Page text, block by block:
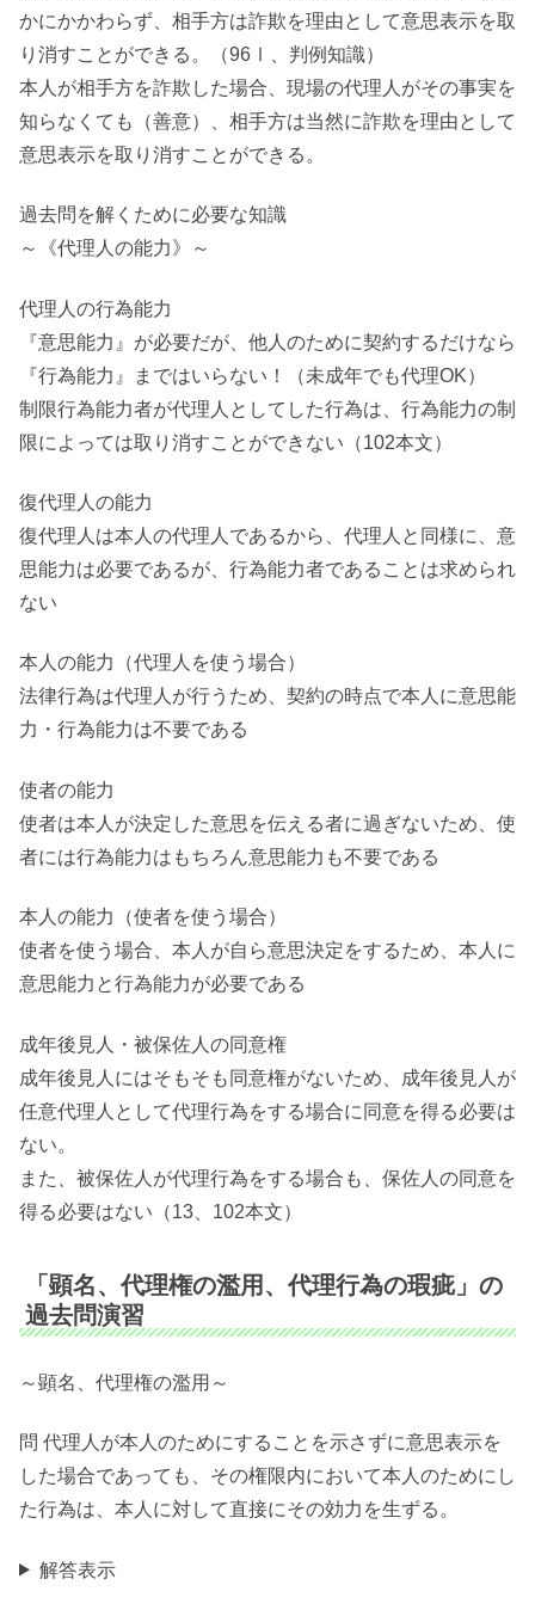
かにかかわらず、相手方は詐欺を理由として意思表示を取
り消すことができる。（96Ⅰ、判例知識）
本人が相手方を詐欺した場合、現場の代理人がその事実を
知らなくても（善意）、相手方は当然に詐欺を理由として
意思表示を取り消すことができる。
過去問を解くために必要な知識
～《代理人の能力》～
代理人の行為能力
『意思能力』が必要だが、他人のために契約するだけなら
『行為能力』まではいらない！（未成年でも代理OK）
制限行為能力者が代理人としてした行為は、行為能力の制
限によっては取り消すことができない（102本文）
復代理人の能力
復代理人は本人の代理人であるから、代理人と同様に、意
思能力は必要であるが、行為能力者であることは求められ
ない
本人の能力（代理人を使う場合）
法律行為は代理人が行うため、契約の時点で本人に意思能
力・行為能力は不要である
使者の能力
使者は本人が決定した意思を伝える者に過ぎないため、使
者には行為能力はもちろん意思能力も不要である
本人の能力（使者を使う場合）
使者を使う場合、本人が自ら意思決定をするため、本人に
意思能力と行為能力が必要である
成年後見人・被保佐人の同意権
成年後見人にはそもそも同意権がないため、成年後見人が
任意代理人として代理行為をする場合に同意を得る必要は
ない。
また、被保佐人が代理行為をする場合も、保佐人の同意を
得る必要はない（13、102本文）
「顕名、代理権の濫用、代理行為の瑕疵」の
過去問演習
～顕名、代理権の濫用～
問 代理人が本人のためにすることを示さずに意思表示を
した場合であっても、その権限内において本人のためにし
た行為は、本人に対して直接にその効力を生ずる。
解答表示